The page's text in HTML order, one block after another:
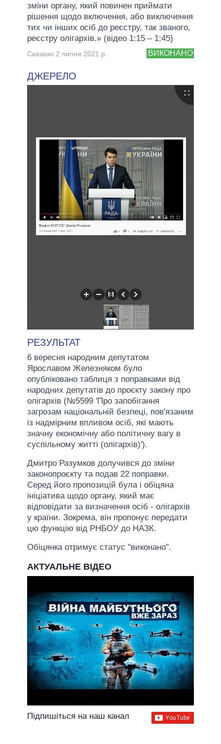
зміни органу, який повинен приймати
рішення щодо включення, або виключення
тих чи інших осіб до реєстру, так званого,
реєстру олігархів.» (відео 1:15 – 1:45)
ВИКОНАНО
Сказано 2 липня 2021 р.
ДЖЕРЕЛО
РЕЗУЛЬТАТ
6 вересня народним депутатом
Ярославом Железняком було
опубліковано таблиця з поправками від
народних депутатів до проєкту закону про
олігархів (№5599 'Про запобігання
загрозам національній безпеці, пов'язаним
із надмірним впливом осіб, які мають
значну економічну або політичну вагу в
суспільному житті (олігархів)').
Дмитро Разумков долучився до зміни
законопроєкту та подав 22 поправки.
Серед його пропозицій була і обіцяна
ініціатива щодо органу, який має
відповідати за визначення осіб - олігархів
у країни. Зокрема, він пропонує передати
цю функцію від РНБОУ до НАЗК.
Обіцянка отримує статус "виконано".
АКТУАЛЬНЕ ВІДЕО
Підпишіться на наш канал